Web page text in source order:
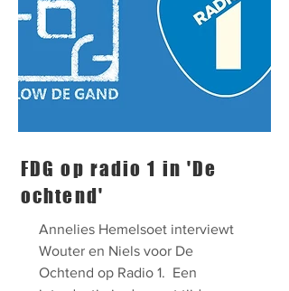
FDG op radio 1 in 'De
ochtend'
Annelies Hemelsoet interviewt
Wouter en Niels voor De
Ochtend op Radio 1. Een